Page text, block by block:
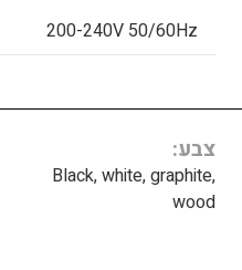
200-240V 50/60Hz
צבע
Black, white, graphite,
wood